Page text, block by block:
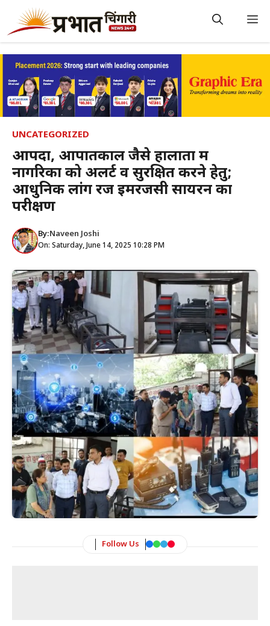
content
UNCATEGORIZED
आपदा, आपातकाल जैसे हालातों में
नागरिकों को अलर्ट व सुरक्षित करने हेतु;
आधुनिक लांग रेंज इमरजेंसी सायरन का
परीक्षण
By:Naveen Joshi
On: Saturday, June 14, 2025 10:28 PM
Follow Us